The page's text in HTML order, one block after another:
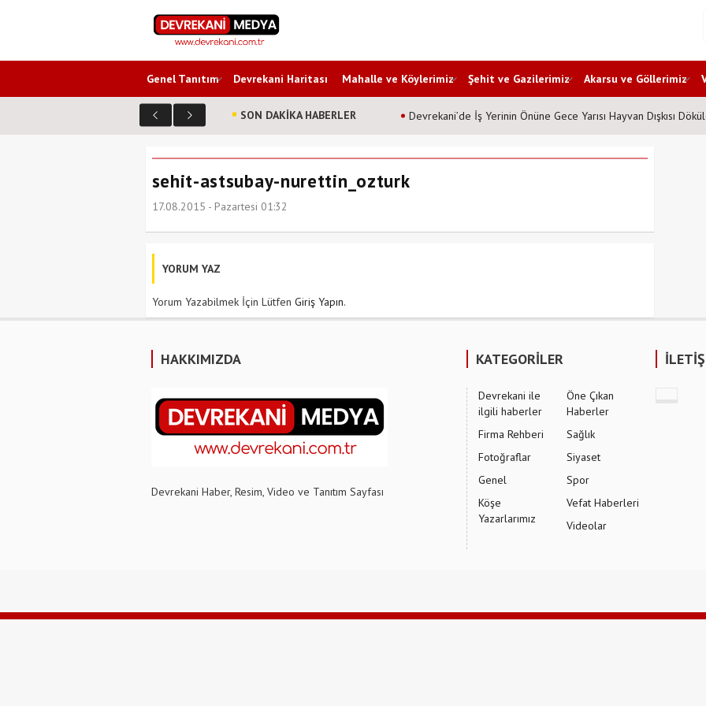
Genel Tanıtım Devrekani Haritası Mahalle ve Köylerimiz Şehit ve Gazilerimiz Akarsu ve Göllerimiz
SON DAKİKA HABERLER Devrekani’de İş Yerinin Önüne Gece Yarısı Hayvan Dışkısı
sehit-astsubay-nurettin_ozturk
17.08.2015 - Pazartesi 01:32
YORUM YAZ
Yorum Yazabilmek İçin Lütfen Giriş Yapın.
HAKKIMIZDA
Devrekani Haber, Resim, Video ve Tanıtım Sayfası
KATEGORİLER
Devrekani ile
ilgili haberler
Firma Rehberi
Fotoğraflar
Genel
Köşe
Yazarlarımız
Öne Çıkan
Haberler
Sağlık
Siyaset
Spor
Vefat Haberleri
Videolar